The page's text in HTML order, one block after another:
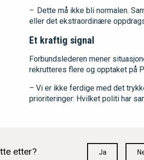
– Dette må ikke bli normalen.
eller det ekstraordinære
Et kraftig signal
Forbundslederen mener
rekrutteres flere og opptaket på
– Vi er ikke ferdige med det
prioriteringer: Hvilket politi har
etter? Ja